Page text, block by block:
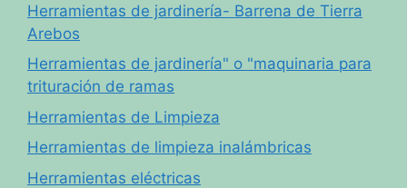
Herramientas de jardinería- Barrena de Tierra
Arebos
Herramientas de jardinería" o "maquinaria para
trituración de ramas
Herramientas de Limpieza
Herramientas de limpieza inalámbricas
Herramientas eléctricas